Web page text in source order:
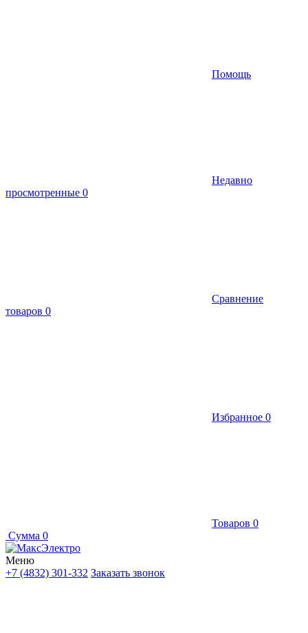
Помощь
Недавно
просмотренные 0
Сравнение
товаров 0
Избранное 0
Товаров 0
Сумма 0
Меню
+7 (4832) 301-332 Заказать звонок